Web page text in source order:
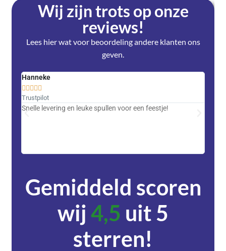
Wij zijn trots op onze
reviews!
Lees hier wat voor beoordeling andere klanten ons
geven.
Hanneke
    
Trustpilot
Snelle levering en leuke spullen voor een feestje!
Gemiddeld scoren
wij4,5 uit 5
sterren!